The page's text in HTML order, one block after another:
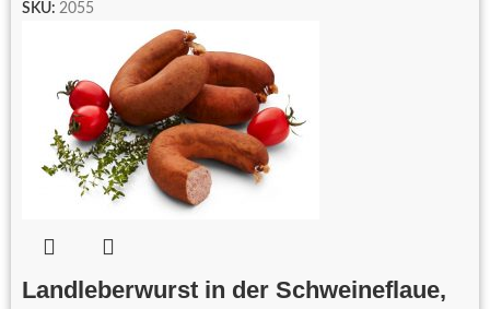
SKU: 2055
Landleberwurst in der Schweineflaue,